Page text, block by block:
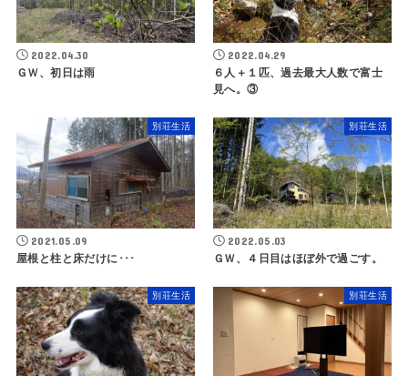
2022.04.30
ＧＷ、初日は雨
2022.04.29
６人＋１匹、過去最大人数で富士
見へ。③
別荘生活
2021.05.09
屋根と柱と床だけに･･･
別荘生活
2022.05.03
ＧＷ、４日目はほぼ外で過ごす。
別荘生活 別荘生活